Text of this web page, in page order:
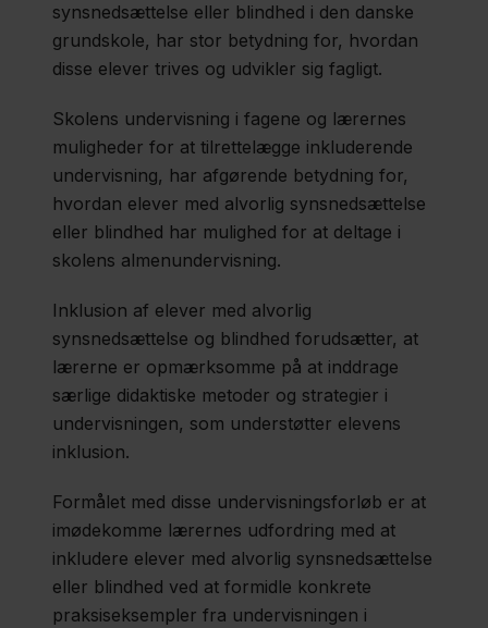
Nyheder
Kontakt
synsnedsættelse eller blindhed i den danske
grundskole, har stor betydning for, hvordan
disse elever trives og udvikler sig fagligt.
Skolens undervisning i fagene og lærernes
muligheder for at tilrettelægge inkluderende
undervisning, har afgørende betydning for,
hvordan elever med alvorlig synsnedsættelse
eller blindhed har mulighed for at deltage i
skolens almenundervisning.
Inklusion af elever med alvorlig
synsnedsættelse og blindhed forudsætter, at
lærerne er opmærksomme på at inddrage
særlige didaktiske metoder og strategier i
undervisningen, som understøtter elevens
inklusion.
Formålet med disse undervisningsforløb er at
imødekomme lærernes udfordring med at
inkludere elever med alvorlig synsnedsættelse
eller blindhed ved at formidle konkrete
praksiseksempler fra undervisningen i